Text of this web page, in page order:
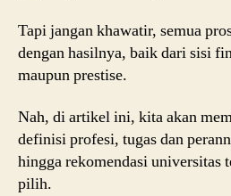
Tapi jangan khawatir, semua
dengan hasilnya, baik dari sisi
maupun prestise.
Nah, di artikel ini, kita akan
definisi profesi, tugas dan
hingga rekomendasi universitas
pilih.